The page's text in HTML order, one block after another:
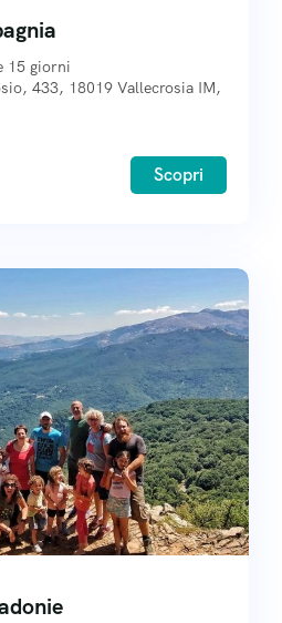
15 giorni
433, 18019 Vallecrosia IM,
Scopri